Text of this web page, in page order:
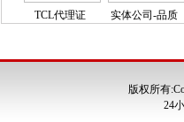
TCL代理证 实体公司-品质
版权所有
24